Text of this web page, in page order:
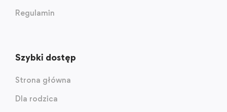
Regulamin
Szybki dostęp
Strona główna
Dla rodzica